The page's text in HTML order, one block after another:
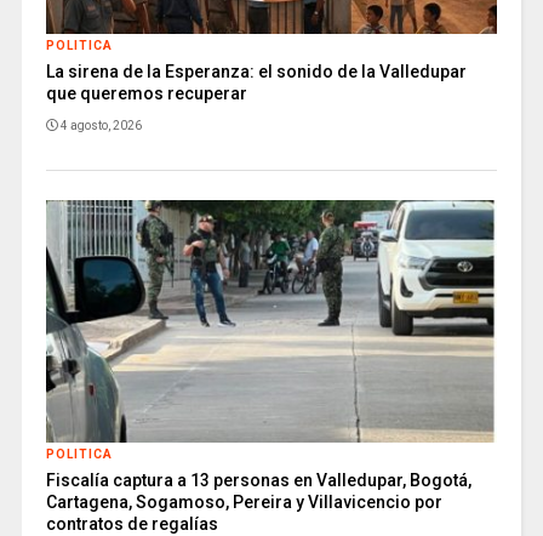
POLITICA
La sirena de la Esperanza: el sonido de la Valledupar
que queremos recuperar
4 agosto, 2026
POLITICA
Fiscalía captura a 13 personas en Valledupar, Bogotá,
Cartagena, Sogamoso, Pereira y Villavicencio por
contratos de regalías